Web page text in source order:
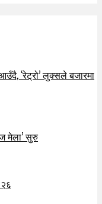
‘रेट्रो’ लुक्सले बजारमा
मेला’ सुरु